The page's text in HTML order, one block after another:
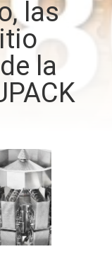
las
la